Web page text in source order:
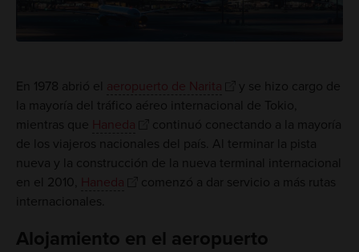
En 1978 abrió el aeropuerto de Narita
y se hizo cargo de
la mayoría del tráfico aéreo internacional de Tokio,
mientras que Haneda
continuó conectando a la mayoría
de los viajeros nacionales del país. Al terminar la pista
nueva y la construcción de la nueva terminal internacional
en el 2010, Haneda
comenzó a dar servicio a más rutas
internacionales.
Alojamiento en el aeropuerto